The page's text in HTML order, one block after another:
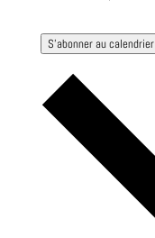
S’abonner au calendrier